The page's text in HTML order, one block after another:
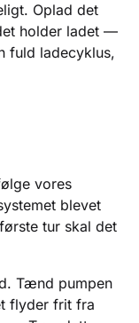
Oplad det
holder ladet —
fuld ladecyklus,
vores
blevet
tur skal det
Tænd pumpen
flyder frit fra